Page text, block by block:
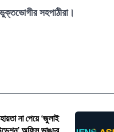
সহপাঠীরা।
না পেয়ে ‘জুলাই